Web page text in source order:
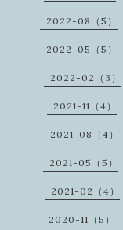
2022-08（5）
2022-05（5）
2022-02（3）
2021-11（4）
2021-08（4）
2021-05（5）
2021-02（4）
2020-11（5）